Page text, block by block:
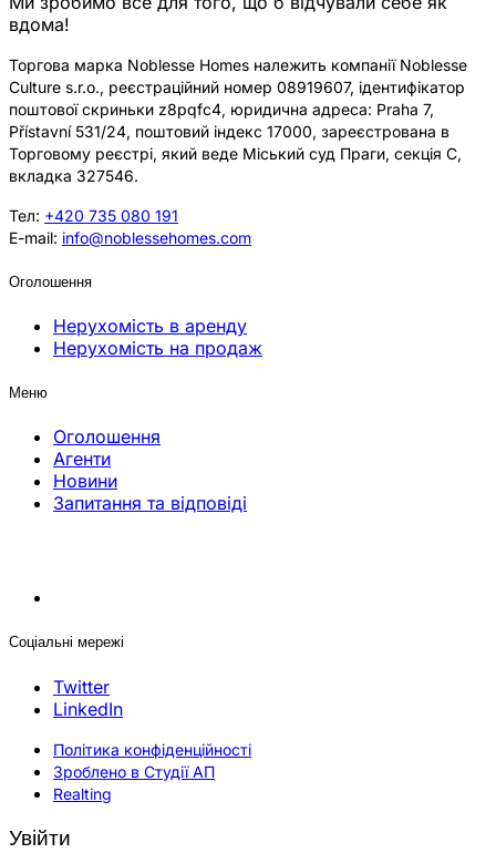
вдома!
Торгова марка Noblesse Homes належить компанії Noblesse
Culture s.r.o., реєстраційний номер 08919607, ідентифікатор
поштової скриньки z8pqfc4, юридична адреса: Praha 7,
Přístavní 531/24, поштовий індекс 17000, зареєстрована в
Торговому реєстрі, який веде Міський суд Праги, секція C,
вкладка 327546.
Тел: +420 735 080 191
E-mail: info@noblessehomes.com
Оголошення
Нерухомість в аренду
Нерухомість на продаж
Меню
Оголошення
Агенти
Новини
Запитання та відповіді
Соціальні мережі
Twitter
LinkedIn
Політика конфіденційності
Зроблено в Студії АП
Realting
Увійти